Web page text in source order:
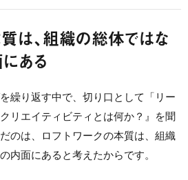
は、組織の総体ではな
ある
繰り返す中で、切り口として「リー
リエイティビティとは何か？』を聞
のは、ロフトワークの本質は、組織
内面にあると考えたからです。